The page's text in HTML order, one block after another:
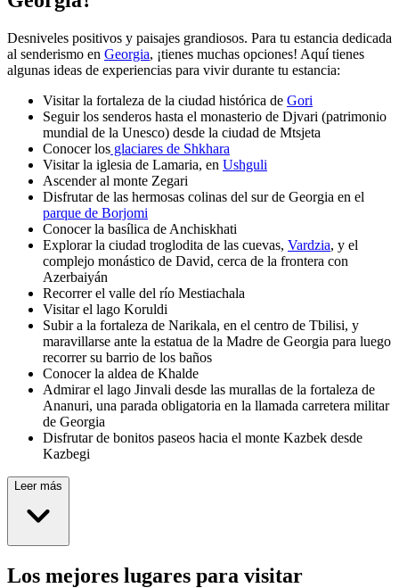
Desniveles positivos y paisajes grandiosos. Para tu estancia dedicada
al senderismo en Georgia, ¡tienes muchas opciones! Aquí tienes
algunas ideas de experiencias para vivir durante tu estancia:
Visitar la fortaleza de la ciudad histórica de Gori
Seguir los senderos hasta el monasterio de Djvari (patrimonio
mundial de la Unesco) desde la ciudad de Mtsjeta
Conocer los glaciares de Shkhara
Visitar la iglesia de Lamaria, en Ushguli
Ascender al monte Zegari
Disfrutar de las hermosas colinas del sur de Georgia en el
parque de Borjomi
Conocer la basílica de Anchiskhati
Explorar la ciudad troglodita de las cuevas, Vardzia, y el
complejo monástico de David, cerca de la frontera con
Azerbaiyán
Recorrer el valle del río Mestiachala
Visitar el lago Koruldi
Subir a la fortaleza de Narikala, en el centro de Tbilisi, y
maravillarse ante la estatua de la Madre de Georgia para luego
recorrer su barrio de los baños
Conocer la aldea de Khalde
Admirar el lago Jinvali desde las murallas de la fortaleza de
Ananuri, una parada obligatoria en la llamada carretera militar
de Georgia
Disfrutar de bonitos paseos hacia el monte Kazbek desde
Kazbegi
Leer más
Los mejores lugares para visitar